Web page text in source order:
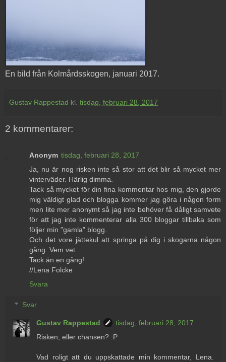
En bild från Kolmårdsskogen, januari 2017.
Gustav Rappestad kl. tisdag, februari 28, 2017
2 kommentarer:
Anonym tisdag, februari 28, 2017
Ja, nu är nog risken inte så stor att det blir så mycket mer
vinterväder. Härlig dimma.
Tack så mycket för din fina kommentar hos mig, den gjorde
mig väldigt glad och blogga kommer jag göra i någon form
men lite mer anonymt så jag inte behöver få dåligt samvete
för att jag inte kommenterar alla 300 bloggar tillbaka som
följer min "gamla" blogg.
Och det vore jättekul att springa på dig i skogarna någon
gång. Vem vet...
Tack än en gång!
//Lena Folcke
Svara
Svar
Gustav Rappestad
tisdag, februari 28, 2017
Risken, eller chansen? :P
Vad roligt att du uppskattade min kommentar, Lena.